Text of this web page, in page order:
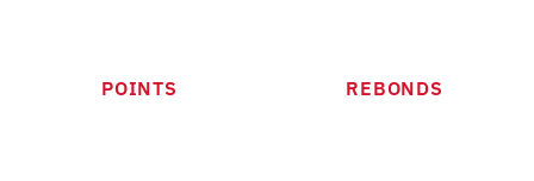
POINTS REBONDS